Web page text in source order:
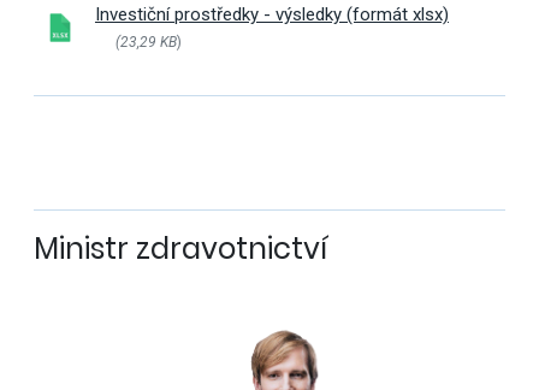
Investiční prostředky - výsledky (formát xlsx)
(23,29 KB)
Ministr zdravotnictví